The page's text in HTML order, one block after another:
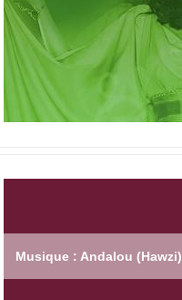
Musique : Andalou (Hawzi)